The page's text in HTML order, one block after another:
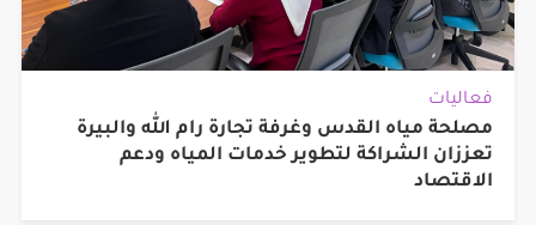
فعاليات
مصلحة مياه القدس وغرفة تجارة رام الله والبيرة
تعززان الشراكة لتطوير خدمات المياه ودعم
الاقتصاد